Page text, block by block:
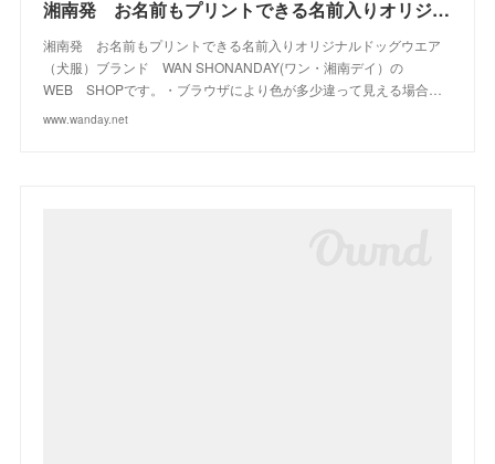
湘南発 お名前もプリントできる名前入りオリジナルドッグウエアブランド WAN SHONANDAY(ワン・湘南デイ）の WEB SHOPです
湘南発 お名前もプリントできる名前入りオリジナルドッグウエア
（犬服）ブランド WAN SHONANDAY(ワン・湘南デイ）の
WEB SHOPです。・ブラウザにより色が多少違って見える場合…
www.wanday.net